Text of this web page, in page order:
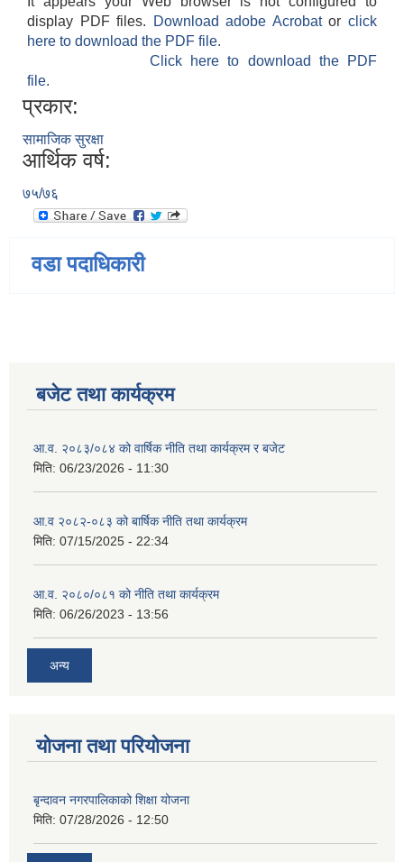
display PDF files.
Download adobe Acrobatorclick
here to download the PDF file.
Click here to download the PDF
file.
प्रकार:
सामाजिक सुरक्षा
आर्थिक वर्ष:
७५/७६
वडा पदाधिकारी
बजेट तथा कार्यक्रम
आ.व. २०८३/०८४ को वार्षिक नीति तथा कार्यक्रम र बजेट
मिति: 06/23/2026 - 11:30
आ.व २०८२-०८३ को बार्षिक नीति तथा कार्यक्रम
मिति: 07/15/2025 - 22:34
आ.व. २०८०/०८१ को नीति तथा कार्यक्रम
मिति: 06/26/2023 - 13:56
अन्य
योजना तथा परियोजना
बृन्दावन नगरपालिकाको शिक्षा योजना
मिति: 07/28/2026 - 12:50